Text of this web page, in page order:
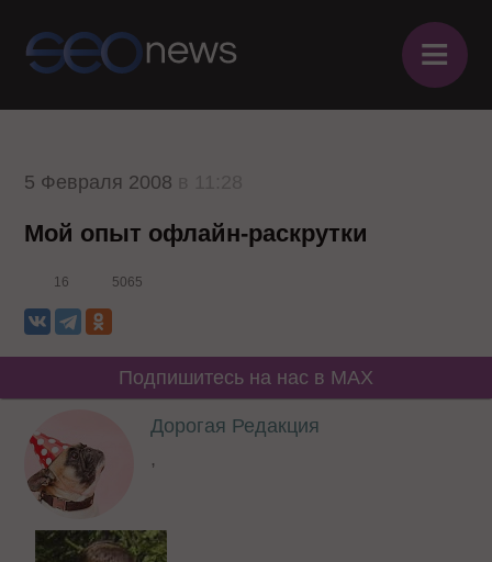
≡
5 Февраля 2008
Мой опыт офлайн-раскрутки
16 5065
Подпишитесь на нас в MAX
Дорогая Редакция
,